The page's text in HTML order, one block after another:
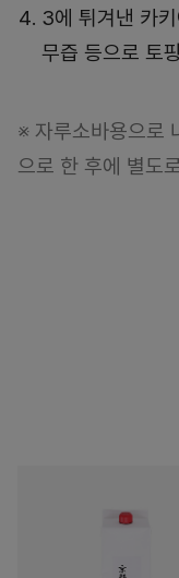
3에 튀겨낸 카
무즙 등으로 토
※ 자루소바용으로
으로 한 후에 별도